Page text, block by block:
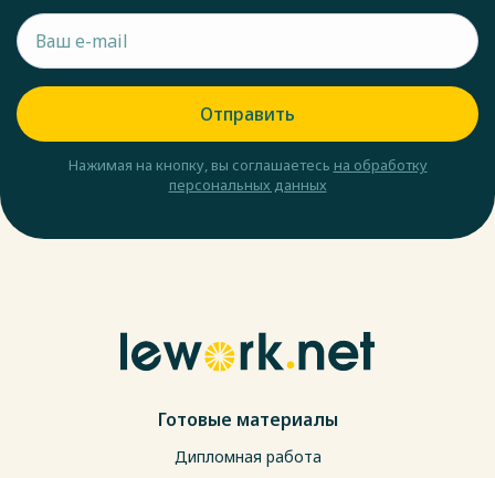
Отправить
Нажимая на кнопку, вы соглашаетесь на обработку
персональных данных
Готовые материалы
Дипломная работа